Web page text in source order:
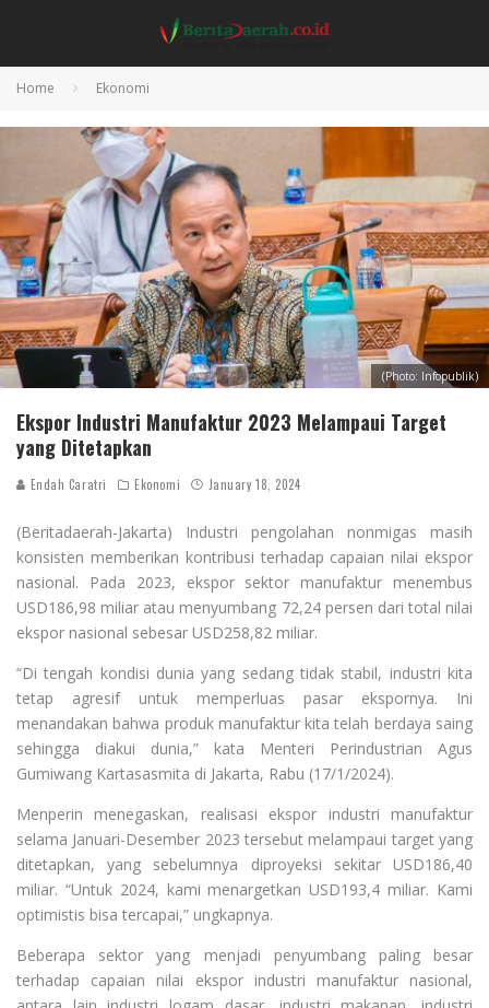
Home Ekonomi
(Photo: Infopublik)
Ekspor Industri Manufaktur 2023 Melampaui Target
yang Ditetapkan
Endah Caratri Ekonomi January 18, 2024
(Beritadaerah-Jakarta) Industri pengolahan nonmigas masih
konsisten memberikan kontribusi terhadap capaian nilai ekspor
nasional. Pada 2023, ekspor sektor manufaktur menembus
USD186,98 miliar atau menyumbang 72,24 persen dari total nilai
ekspor nasional sebesar USD258,82 miliar.
“Di tengah kondisi dunia yang sedang tidak stabil, industri kita
tetap agresif untuk memperluas pasar ekspornya. Ini
menandakan bahwa produk manufaktur kita telah berdaya saing
sehingga diakui dunia,” kata Menteri Perindustrian Agus
Gumiwang Kartasasmita di Jakarta, Rabu (17/1/2024).
Menperin menegaskan, realisasi ekspor industri manufaktur
selama Januari-Desember 2023 tersebut melampaui target yang
ditetapkan, yang sebelumnya diproyeksi sekitar USD186,40
miliar. “Untuk 2024, kami menargetkan USD193,4 miliar. Kami
optimistis bisa tercapai,” ungkapnya.
Beberapa sektor yang menjadi penyumbang paling besar
terhadap capaian nilai ekspor industri manufaktur nasional,